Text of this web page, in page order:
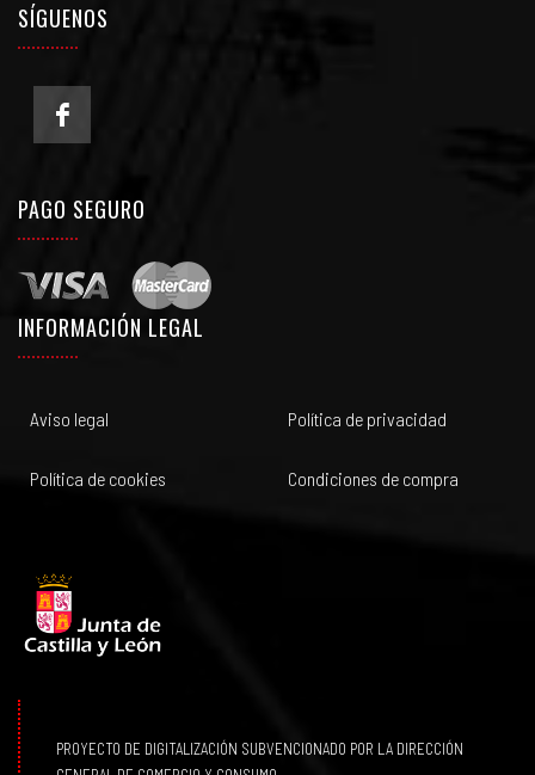
SÍGUENOS
PAGO SEGURO
INFORMACIÓN LEGAL
Aviso legal Política de privacidad
Política de cookies Condiciones de compra
PROYECTO DE DIGITALIZACIÓN SUBVENCIONADO POR LA DIRECCIÓN